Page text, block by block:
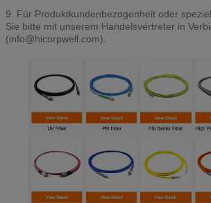
9. Für Produktkundenbezogenheit oder
Sie bitte mit unserem Handelsvertreter in
(info@hicorpwell.com).